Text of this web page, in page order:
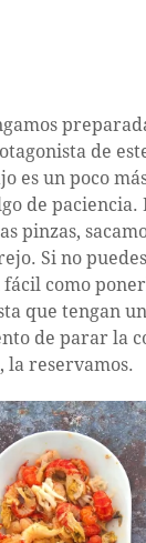
de
es un poco
de paciencia.
pinzas,
Si no
fácil como
que tengan
de parar la
la reservamos.